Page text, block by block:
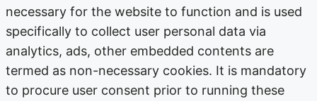
necessary for the website to function and is used
specifically to collect user personal data via
analytics, ads, other embedded contents are
termed as non-necessary cookies. It is mandatory
to procure user consent prior to running these